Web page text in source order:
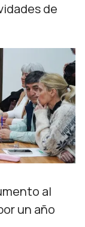
de
al
un año